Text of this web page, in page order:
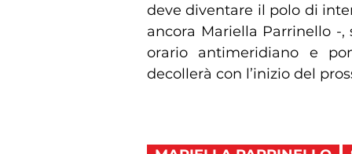
deve diventare il polo di
ancora Mariella Parrinello
orario antimeridiano e
decollerà con l’inizio del